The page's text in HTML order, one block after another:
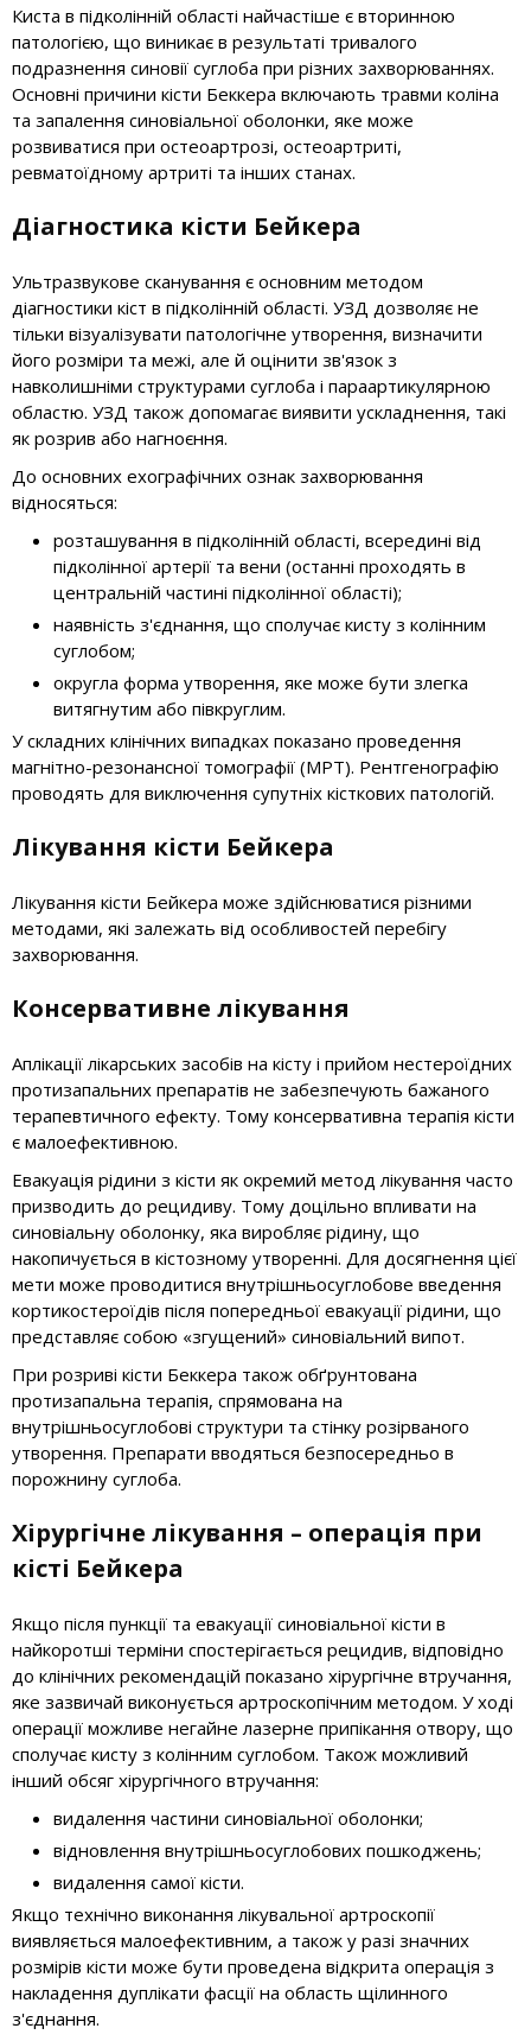
Киста в підколінній області найчастіше є вторинною
патологією, що виникає в результаті тривалого
подразнення синовії суглоба при різних захворюваннях.
Основні причини кісти Беккера включають травми коліна
та запалення синовіальної оболонки, яке може
розвиватися при остеоартрозі, остеоартриті,
ревматоїдному артриті та інших станах.
Діагностика кісти Бейкера
Ультразвукове сканування є основним методом
діагностики кіст в підколінній області. УЗД дозволяє не
тільки візуалізувати патологічне утворення, визначити
його розміри та межі, але й оцінити зв'язок з
навколишніми структурами суглоба і параартикулярною
областю. УЗД також допомагає виявити ускладнення, такі
як розрив або нагноєння.
До основних ехографічних ознак захворювання
відносяться:
розташування в підколінній області, всередині від
підколінної артерії та вени (останні проходять в
центральній частині підколінної області);
наявність з'єднання, що сполучає кисту з колінним
суглобом;
округла форма утворення, яке може бути злегка
витягнутим або півкруглим.
У складних клінічних випадках показано проведення
магнітно-резонансної томографії (МРТ). Рентгенографію
проводять для виключення супутніх кісткових патологій.
Лікування кісти Бейкера
Лікування кісти Бейкера може здійснюватися різними
методами, які залежать від особливостей перебігу
захворювання.
Консервативне лікування
Аплікації лікарських засобів на кісту і прийом нестероїдних
протизапальних препаратів не забезпечують бажаного
терапевтичного ефекту. Тому консервативна терапія кісти
є малоефективною.
Евакуація рідини з кісти як окремий метод лікування часто
призводить до рецидиву. Тому доцільно впливати на
синовіальну оболонку, яка виробляє рідину, що
накопичується в кістозному утворенні. Для досягнення цієї
мети може проводитися внутрішньосуглобове введення
кортикостероїдів після попередньої евакуації рідини, що
представляє собою «згущений» синовіальний випот.
При розриві кісти Беккера також обґрунтована
протизапальна терапія, спрямована на
внутрішньосуглобові структури та стінку розірваного
утворення. Препарати вводяться безпосередньо в
порожнину суглоба.
Хірургічне лікування – операція при
кісті Бейкера
Якщо після пункції та евакуації синовіальної кісти в
найкоротші терміни спостерігається рецидив, відповідно
до клінічних рекомендацій показано хірургічне втручання,
яке зазвичай виконується артроскопічним методом. У ході
операції можливе негайне лазерне припікання отвору, що
сполучає кисту з колінним суглобом. Також можливий
інший обсяг хірургічного втручання:
видалення частини синовіальної оболонки;
відновлення внутрішньосуглобових пошкоджень;
видалення самої кісти.
Якщо технічно виконання лікувальної артроскопії
виявляється малоефективним, а також у разі значних
розмірів кісти може бути проведена відкрита операція з
накладення дуплікати фасції на область щілинного
з'єднання.